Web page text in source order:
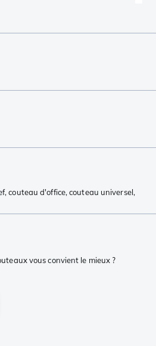
,couteau d'office,couteau universel,
vous convient le mieux ?